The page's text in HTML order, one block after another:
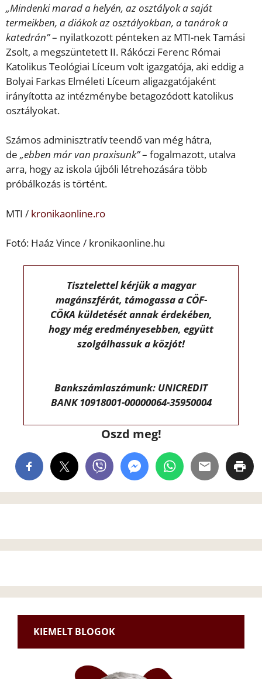
„Mindenki marad a helyén, az osztályok a saját
termeikben, a diákok az osztályokban, a tanárok a
katedrán”– nyilatkozott pénteken az MTI-nek Tamási
Zsolt, a megszüntetett II. Rákóczi Ferenc Római
Katolikus Teológiai Líceum volt igazgatója, aki eddig a
Bolyai Farkas Elméleti Líceum aligazgatójaként
irányította az intézménybe betagozódott katolikus
osztályokat.
Számos adminisztratív teendő van még hátra,
de „ebben már van praxisunk”– fogalmazott, utalva
arra, hogy az iskola újbóli létrehozására több
próbálkozás is történt.
MTI / kronikaonline.ro
Fotó: Haáz Vince / kronikaonline.hu
Tisztelettel kérjük a magyar
magánszférát, támogassa a CÖF-
CÖKA küldetését annak érdekében,
hogy még eredményesebben, együtt
szolgálhassuk a közjót!
Bankszámlaszámunk: UNICREDIT
BANK 10918001-00000064-35950004
Oszd meg!
KIEMELT BLOGOK